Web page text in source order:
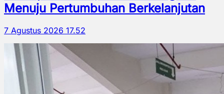
Menuju Pertumbuhan Berkelanjutan
7 Agustus 2026 17.52